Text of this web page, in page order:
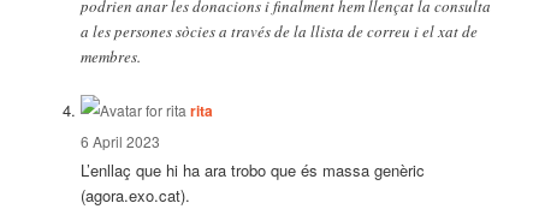
podrien anar les donacions i finalment hem llençat la consulta
a les persones sòcies a través de la llista de correu i el xat de
membres.
ritasays:
6 April 2023
L’enllaç que hi ha ara trobo que és massa genèric
(agora.exo.cat).